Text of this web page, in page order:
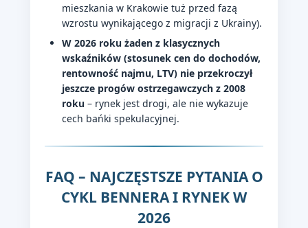
mieszkania w Krakowie tuż przed fazą
wzrostu wynikającego z migracji z Ukrainy).
W 2026 roku żaden z klasycznych
wskaźników (stosunek cen do dochodów,
rentowność najmu, LTV) nie przekroczył
jeszcze progów ostrzegawczych z 2008
roku – rynek jest drogi, ale nie wykazuje
cech bańki spekulacyjnej.
FAQ – NAJCZĘSTSZE PYTANIA O
CYKL BENNERA I RYNEK W
2026